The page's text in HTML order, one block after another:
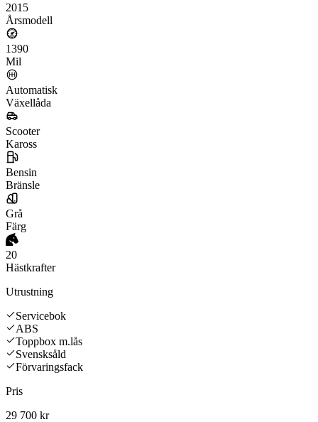
2015
Årsmodell
1390
Mil
Automatisk
Växellåda
Scooter
Kaross
Bensin
Bränsle
Grå
Färg
20
Hästkrafter
Utrustning
Servicebok
ABS
Toppbox m.lås
Svensksåld
Förvaringsfack
Pris
29 700 kr